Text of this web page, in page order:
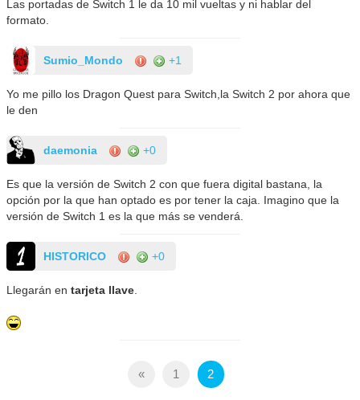
Las portadas de Switch 1 le da 10 mil vueltas y ni hablar del
formato.
Sumio_Mondo +1
Yo me pillo los Dragon Quest para Switch,la Switch 2 por ahora que
le den
daemonia +0
Es que la versión de Switch 2 con que fuera digital bastana, la
opción por la que han optado es por tener la caja. Imagino que la
versión de Switch 1 es la que más se venderá.
HISTORICO +0
Llegarán entarjeta llave
« 1 2